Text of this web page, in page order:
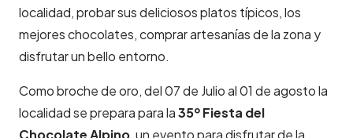
localidad, probar sus deliciosos platos típicos, los
mejores chocolates, comprar artesanías de la zona y
disfrutar un bello entorno.
Como broche de oro, del 07 de Julio al 01 de agosto la
localidad se prepara para la35º Fiesta del
Chocolate Alpino, un evento para disfrutar de la